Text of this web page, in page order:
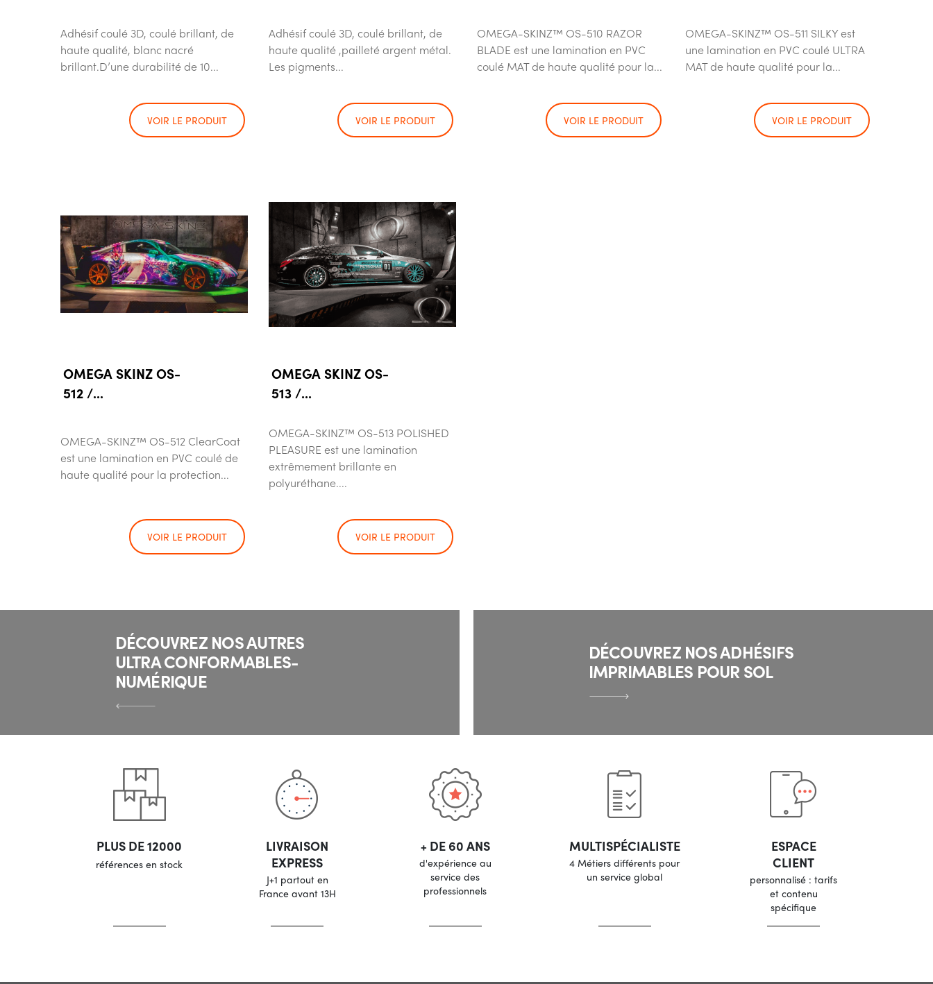
Adhésif coulé 3D, coulé brillant, de
haute qualité, blanc nacré
brillant.D’une durabilité de 10...
VOIR LE PRODUIT
Adhésif coulé 3D, coulé brillant, de
haute qualité ,pailleté argent métal.
Les pigments...
VOIR LE PRODUIT
OMEGA-SKINZ™ OS-510 RAZOR
BLADE est une lamination en PVC
coulé MAT de haute qualité pour la...
VOIR LE PRODUIT
OMEGA-SKINZ™ OS-511 SILKY est
une lamination en PVC coulé ULTRA
MAT de haute qualité pour la...
VOIR LE PRODUIT
OMEGA SKINZ OS-
512 /...
OMEGA-SKINZ™ OS-512 ClearCoat
est une lamination en PVC coulé de
haute qualité pour la protection...
VOIR LE PRODUIT
OMEGA SKINZ OS-
513 /...
OMEGA-SKINZ™ OS-513 POLISHED
PLEASURE est une lamination
extrêmement brillante en
polyuréthane....
VOIR LE PRODUIT
DÉCOUVREZ NOS AUTRES
ULTRA CONFORMABLES-
NUMÉRIQUE
DÉCOUVREZ NOS ADHÉSIFS
IMPRIMABLES POUR SOL
PLUS DE 12000
références en stock
LIVRAISON
EXPRESS
J+1 partout en
France avant 13H
+ DE 60 ANS
d'expérience au
service des
professionnels
MULTISPÉCIALISTE
4 Métiers différents pour
un service global
ESPACE
CLIENT
personnalisé : tarifs
et contenu
spécifique